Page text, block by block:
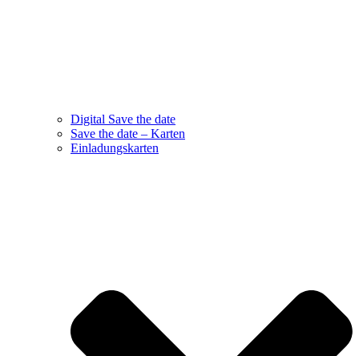
Digital Save the date
Save the date – Karten
Einladungskarten